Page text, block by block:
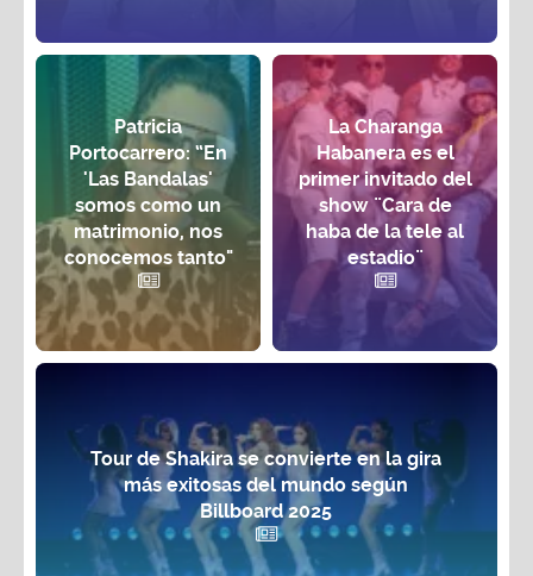
Patricia
Portocarrero: “En
'Las Bandalas'
somos como un
matrimonio, nos
conocemos tanto"
La Charanga
Habanera es el
primer invitado del
show ¨Cara de
haba de la tele al
estadio¨
Tour de Shakira se convierte en la gira
más exitosas del mundo según
Billboard 2025